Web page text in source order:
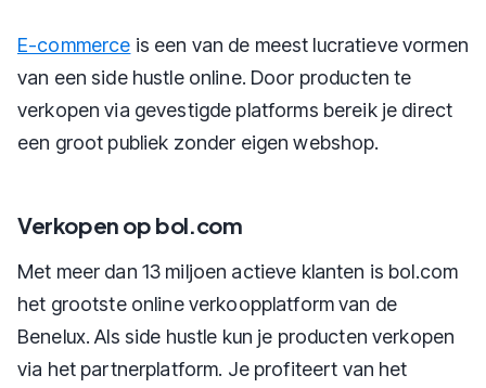
E-commerce is een van de meest lucratieve vormen
van een side hustle online. Door producten te
verkopen via gevestigde platforms bereik je direct
een groot publiek zonder eigen webshop.
Verkopen op bol.com
Met meer dan 13 miljoen actieve klanten is bol.com
het grootste online verkoopplatform van de
Benelux. Als side hustle kun je producten verkopen
via het partnerplatform. Je profiteert van het